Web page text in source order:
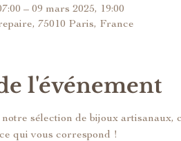
– 09 mars 2025, 19:00
75010 Paris, France
l'événement
sélection de bijoux artisanaux,
qui vous correspond !